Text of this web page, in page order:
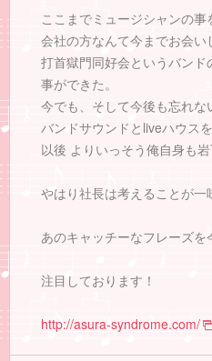
ここまでミュージシャンの
会社の方なんて今までお会
打首獄門同好会というバン
事ができた。
今でも、そして今後も忘れ
バンドサウンドとliveハウス
以後 よりいっそう俺自身も
やはり社長は考えることが一
あのキャッチーなフレーズ
注目しております！
http://asura-syndrome.com/